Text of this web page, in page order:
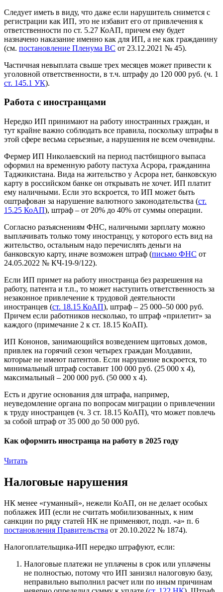
Следует иметь в виду, что даже если нарушитель снимется с
регистрации как ИП, это не избавит его от привлечения к
ответственности по ст. 5.27 КоАП, причем ему будет
назначено наказание именно как для ИП, а не как гражданину
(см. постановление Пленума ВС от 23.12.2021 № 45).
Частичная невыплата свыше трех месяцев может привести к
уголовной ответственности, в т.ч. штрафу до 120 000 руб. (ч. 1
ст. 145.1 УК).
Работа с иностранцами
Нередко ИП принимают на работу иностранных граждан, и
тут крайне важно соблюдать все правила, поскольку штрафы в
этой сфере весьма серьезные, а нарушения не всем очевидны.
Фермер ИП Николаевский на период пастбищного выпаса
оформил на временную работу пастуха Асрора, гражданина
Таджикистана. Вида на жительство у Асрора нет, банковскую
карту в российском банке он открывать не хочет. ИП платит
ему наличными. Если это вскроется, то ИП может быть
оштрафован за нарушение валютного законодательства (ст.
15.25 КоАП), штраф – от 20% до 40% от суммы операции.
Согласно разъяснениям ФНС, наличными зарплату можно
выплачивать только тому иностранцу, у которого есть вид на
жительство, остальным надо перечислять деньги на
банковскую карту, иначе возможен штраф (письмо ФНС от
24.05.2022 № КЧ-19-9/122).
Если ИП примет на работу иностранца без разрешения на
работу, патента и т.п., то может наступить ответственность за
незаконное привлечение к трудовой деятельности
иностранцев (ст. 18.15 КоАП), штраф – 25 000–50 000 руб.
Причем если работников несколько, то штраф «прилетит» за
каждого (примечание 2 к ст. 18.15 КоАП).
ИП Кононов, занимающийся возведением щитовых домов,
привлек на горячий сезон четырех граждан Молдавии,
которые не имеют патентов. Если нарушение вскроется, то
минимальный штраф составит 100 000 руб. (25 000 х 4),
максимальный – 200 000 руб. (50 000 х 4).
Есть и другие основания для штрафа, например,
неуведомление органа по вопросам миграции о привлечении
к труду иностранцев (ч. 3 ст. 18.15 КоАП), что может повлечь
за собой штраф от 35 000 до 50 000 руб.
Как оформить иностранца на работу в 2025 году
Читать
Налоговые нарушения
НК менее «гуманный», нежели КоАП, он не делает особых
поблажек ИП (если не считать мобилизованных, к ним
санкции по ряду статей НК не применяют, подп. «а» п. 6
постановления Правительства от 20.10.2022 № 1874).
Налогоплательщика-ИП нередко штрафуют, если:
Налоговые платежи не уплачены в срок или уплачены
не полностью, потому что ИП занизил налоговую базу,
неправильно выполнил расчет или по иным причинам